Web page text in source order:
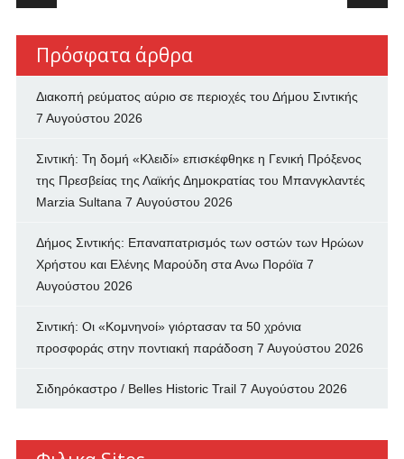
Πρόσφατα άρθρα
Διακοπή ρεύματος αύριο σε περιοχές του Δήμου Σιντικής
7 Αυγούστου 2026
Σιντική: Τη δομή «Κλειδί» επισκέφθηκε η Γενική Πρόξενος
της Πρεσβείας της Λαϊκής Δημοκρατίας του Μπανγκλαντές
Marzia Sultana 7 Αυγούστου 2026
Δήμος Σιντικής: Επαναπατρισμός των oστών των Ηρώων
Χρήστου και Ελένης Μαρούδη στα Ανω Πορόϊα 7
Αυγούστου 2026
Σιντική: Οι «Κομνηνοί» γιόρτασαν τα 50 χρόνια
προσφοράς στην ποντιακή παράδοση 7 Αυγούστου 2026
Σιδηρόκαστρο / Belles Historic Trail 7 Αυγούστου 2026